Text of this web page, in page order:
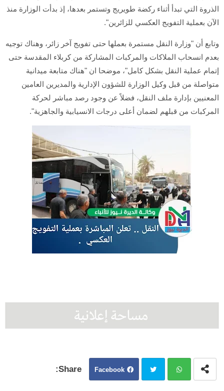
الذروة التي تبدأ أثناء ركضة طويريج وتستمر بعدها، إذ بدأت الوزارة منذ
الآن بعملية التفويج العكسي للزائرين".
وتابع أن "وزارة النقل مستمرة بعملها حتى تفويج آخر زائر، وهناك توجيه
بعدم انسحاب الملاكات والمركبات المشاركة من كربلاء المقدسة حتى
إتمام عملية النقل بشكل كامل"، موضحا ان "هناك متابعة ميدانية
متواصلة من قبل وكيل الوزارة للشؤون الإدارية والمديرين العامين
المعنيين بإدارة ملف النقل، فضلاً عن وجود رصد مباشر لحركة
المركبات من قبلهم لضمان أعلى درجات الانسيابية والجاهزية".
Facebook